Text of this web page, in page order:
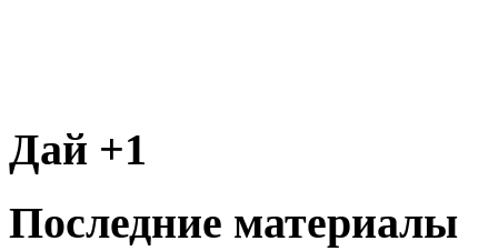
Дай +1
Последние материалы